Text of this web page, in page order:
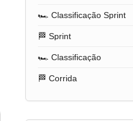
🏎️ Classificação Sprint
🏁 Sprint
🏎️ Classificação
🏁 Corrida